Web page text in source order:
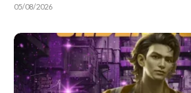
05/08/2026